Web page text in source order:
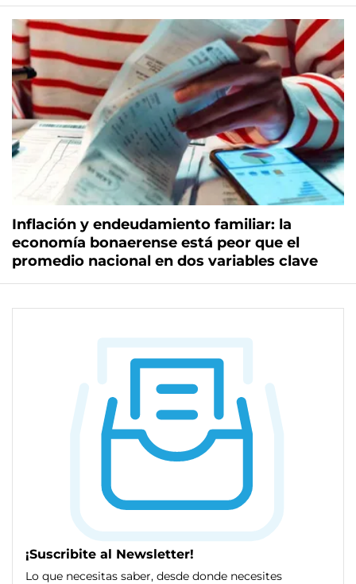
Inflación y endeudamiento familiar: la
economía bonaerense está peor que el
promedio nacional en dos variables clave
¡Suscribite al Newsletter!
Lo que necesitas saber, desde donde necesites